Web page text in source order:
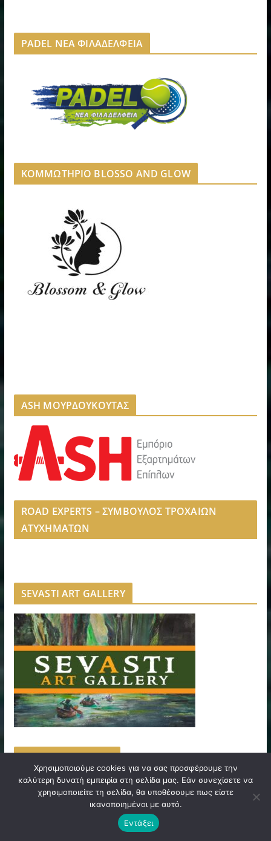
PADEL ΝΕΑ ΦΙΛΑΔΕΛΦΕΙΑ
ΚΟΜΜΩΤΗΡΙΟ BLOSSO AND GLOW
ASH ΜΟΥΡΔΟΥΚΟΥΤΑΣ
ROAD EXPERTS – ΣΥΜΒΟΥΛΟΣ ΤΡΟΧΑΙΩΝ
ΑΤΥΧΗΜΑΤΩΝ
SEVASTI ART GALLERY
Χρησιμοποιούμε cookies για να σας προσφέρουμε την
καλύτερη δυνατή εμπειρία στη σελίδα μας. Εάν συνεχίσετε να
χρησιμοποιείτε τη σελίδα, θα υποθέσουμε πως είστε
ικανοποιημένοι με αυτό.
Εντάξει